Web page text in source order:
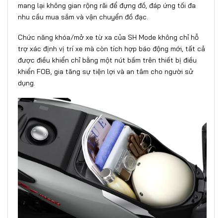
mang lại không gian rộng rãi để đựng đồ, đáp ứng tối đa
nhu cầu mua sắm và vận chuyển đồ đạc.
Chức năng khóa/mở xe từ xa của SH Mode không chỉ hỗ
trợ xác định vị trí xe mà còn tích hợp báo động mới, tất cả
được điều khiển chỉ bằng một nút bấm trên thiết bị điều
khiển FOB, gia tăng sự tiện lợi và an tâm cho người sử
dụng.